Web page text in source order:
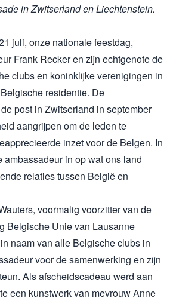
in Zwitserland en Liechtenstein.
juli, onze nationale feestdag,
Frank Recker en zijn echtgenote de
clubs en koninklijke verenigingen in
residentie. De
post in Zwitserland in september
aangrijpen om de leden te
inzet voor de Belgen. In
ambassadeur in op wat ons land
relaties tussen België en
voormalig voorzitter van de
Belgische Unie van Lausanne
naam van alle Belgische clubs in
voor de samenwerking en zijn
Als afscheidscadeau werd aan
een kunstwerk van mevrouw Anne